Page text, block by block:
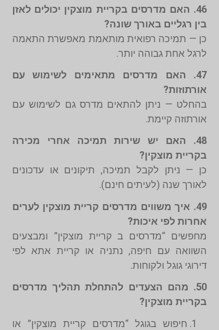
46. האם מדרסים בקריית מוצקין יכולים לאזן
בין רגליים באורך שונה?
כן — תמיכה רפואית מותאמת מאפשרת התאמה
לרגל אחת גבוהה יותר.
47. האם מדרסים מתאימים לשימוש עם
אורתוזות?
בהחלט — ניתן להתאים מדרס גם לשימוש עם
אורתוזה קיימת.
48. האם יש שירות תמיכה אחרי מכירה
בקריית מוצקין?
כן — ניתן לקבל תמיכה, תיקונים או עדכונים
לאורך שנה (לעיתים חינם).
49. איך משווים מדרסים קריית מוצקין לערים
אחרות לפי איכות?
מחפשים “מדרסים ב קריית מוצקין” ומבצעים
השוואה עם חיפה, נתניה או קריית אתא לפי
דירוגי גוגל ולקוחות.
50. מהם הצעדים להתחלת תהליך מדרסים
בקריית מוצקין?
חיפוש בגוגל “מדרסים קריית מוצקין” או